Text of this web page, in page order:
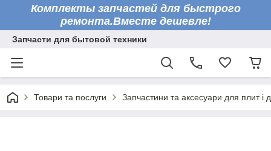
Комплекты запчастей для быстрого
ремонта.Вместе дешевле!
Запчасти для бытовой техники
Товари та послуги Запчастини та аксесуари для плит і